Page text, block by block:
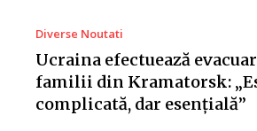
Diverse Noutati
Ucraina efectuează
familii din Kramatorsk:
complicată, dar esențială”